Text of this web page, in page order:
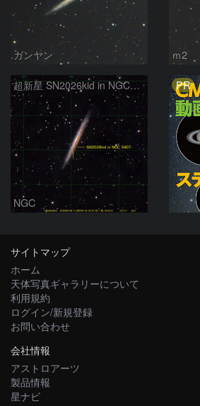
ガンヤン ｍ2
超新星 SN2026kid in NGC5907
NGC
PR
サイトマップ
ホーム
天体写真ギャラリーについて
利用規約
ログイン/新規登録
お問い合わせ
会社情報
アストロアーツ
製品情報
星ナビ